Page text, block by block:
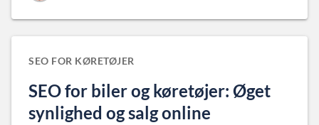
SEO FOR KØRETØJER
SEO for biler og køretøjer: Øget
synlighed og salg online